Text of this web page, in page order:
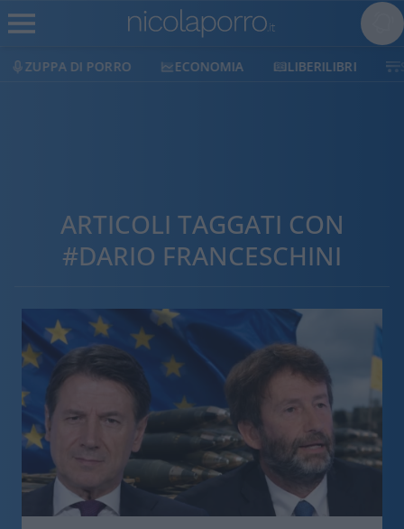
ECONOMIA LIBERILIBRI SHOP SOSTIENICI
ARTICOLI TAGGATI CON
#DARIO FRANCESCHINI